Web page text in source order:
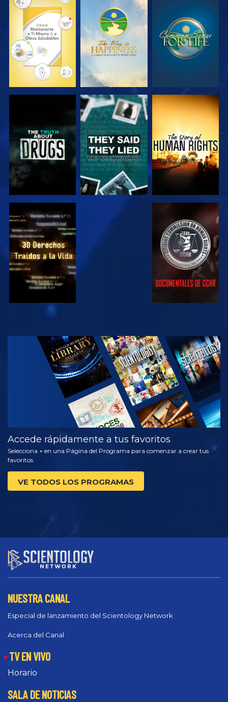
VE VE VE
VE VE
VE VE
VE
EXPLORA LAS
SERIES
Accede rápidamente a tus favoritos
Selecciona + en una Página del Programa para comenzar a crear tus
favoritos
VE TODOS LOS PROGRAMAS
NUESTRA CANAL
Especial de lanzamiento del Scientology Network
Acerca del Canal
TV EN VIVO
Horario
SALA DE NOTICIAS